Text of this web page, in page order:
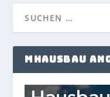
MHAUSBAU